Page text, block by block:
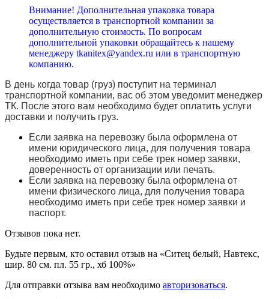
Внимание! Дополнительная упаковка товара
осуществляется в транспортной компании за
дополнительную стоимость. По вопросам
дополнительной упаковки обращайтесь к нашему
менеджеру tkanitex@yandex.ru или в транспортную
компанию.
В день когда товар (груз) поступит на терминал
транспортной компании, вас об этом уведомит менеджер
ТК. После этого вам необходимо будет оплатить услуги
доставки и получить груз.
Если заявка на перевозку была оформлена от
имени юридического лица, для получения товара
необходимо иметь при себе трек номер заявки,
доверенность от организации или печать.
Если заявка на перевозку была оформлена от
имени физического лица, для получения товара
необходимо иметь при себе трек номер заявки и
паспорт.
Отзывов пока нет.
Будьте первым, кто оставил отзыв на «Ситец белый, Навтекс,
шир. 80 см. пл. 55 гр., хб 100%»
Для отправки отзыва вам необходимо авторизоваться.